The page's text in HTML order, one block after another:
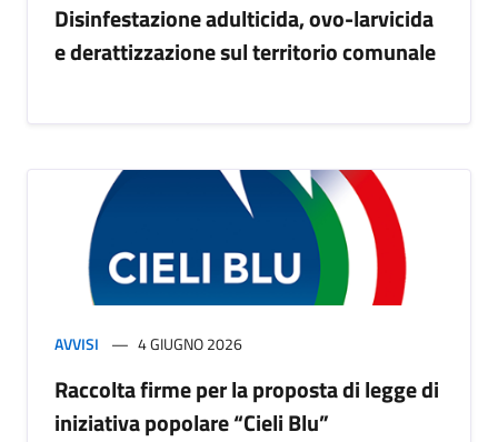
Disinfestazione adulticida, ovo-larvicida
e derattizzazione sul territorio comunale
AVVISI 4 GIUGNO 2026
Raccolta firme per la proposta di legge di
iniziativa popolare “Cieli Blu”